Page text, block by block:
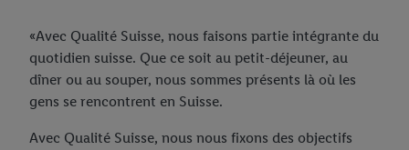
«Avec Qualité Suisse, nous faisons partie intégrante du
quotidien suisse. Que ce soit au petit-déjeuner, au
dîner ou au souper, nous sommes présents là où les
gens se rencontrent en Suisse.
Avec Qualité Suisse, nous nous fixons des objectifs